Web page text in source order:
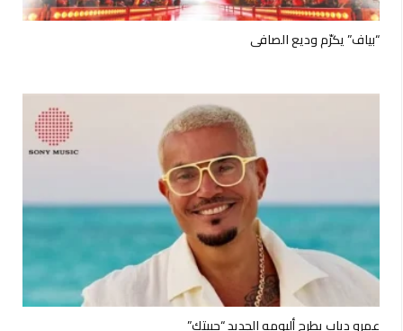
“بياف” يكرّم وديع الصافي
عمرو دياب يطرح ألبومه الجديد “حبيتِك”